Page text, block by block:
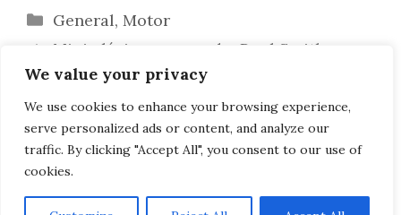
We value your privacy
We use cookies to enhance your browsing experience,
serve personalized ads or content, and analyze our
traffic. By clicking "Accept All", you consent to our use of
cookies.
Categorías
General, Motor
Mini clásico recargado: Paul Smith
diseña el Cult Stromer
BMW R 18 Magnifica: una chopper radical
para los amantes de la tecnología